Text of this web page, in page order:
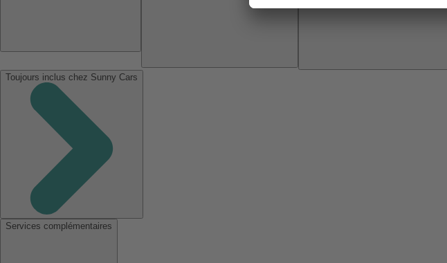
Toujours inclus chez Sunny Cars
Services complémentaires